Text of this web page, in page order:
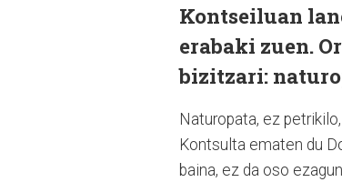
Kontseiluan
erabaki zuen.
bizitzari:
Naturopata, ez
Kontsulta ematen du
baina, ez da oso